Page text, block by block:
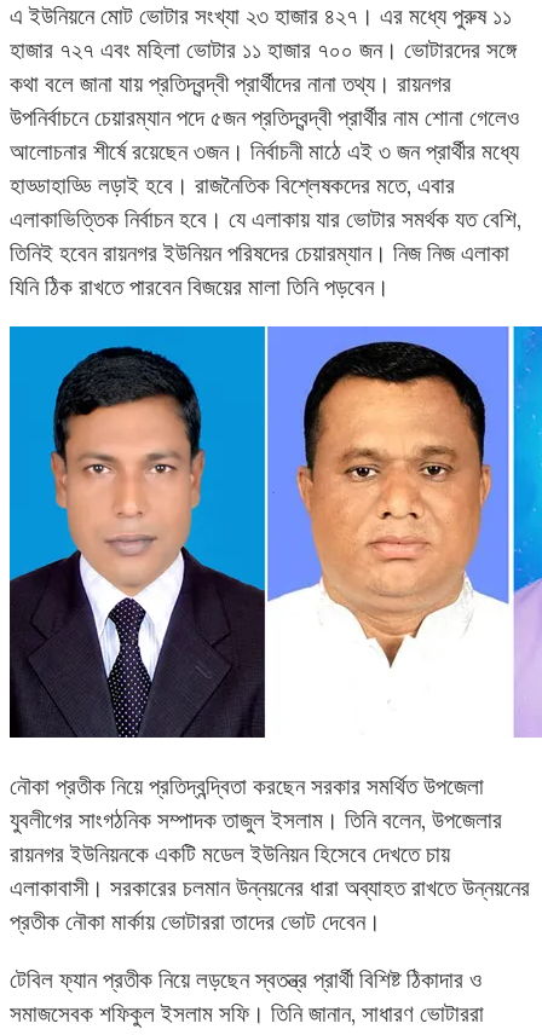
এ ইউনিয়নে মোট ভোটার সংখ্যা ২৩ হাজার ৪২৭। এর মধ্যে পুরুষ ১১
হাজার ৭২৭ এবং মহিলা ভোটার ১১ হাজার ৭০০ জন। ভোটারদের সঙ্গে
কথা বলে জানা যায় প্রতিদ্বন্দ্বী প্রার্থীদের নানা তথ্য। রায়নগর
উপনির্বাচনে চেয়ারম্যান পদে ৫জন প্রতিদ্বন্দ্বী প্রার্থীর নাম শোনা গেলেও
আলোচনার শীর্ষে রয়েছেন ৩জন। নির্বাচনী মাঠে এই ৩ জন প্রার্থীর মধ্যে
হাড্ডাহাড্ডি লড়াই হবে। রাজনৈতিক বিশ্লেষকদের মতে, এবার
এলাকাভিত্তিক নির্বাচন হবে। যে এলাকায় যার ভোটার সমর্থক যত বেশি,
তিনিই হবেন রায়নগর ইউনিয়ন পরিষদের চেয়ারম্যান। নিজ নিজ এলাকা
যিনি ঠিক রাখতে পারবেন বিজয়ের মালা তিনি পড়বেন।
নৌকা প্রতীক নিয়ে প্রতিদ্বন্দ্বিতা করছেন সরকার সমর্থিত উপজেলা
যুবলীগের সাংগঠনিক সম্পাদক তাজুল ইসলাম। তিনি বলেন, উপজেলার
রায়নগর ইউনিয়নকে একটি মডেল ইউনিয়ন হিসেবে দেখতে চায়
এলাকাবাসী। সরকারের চলমান উন্নয়নের ধারা অব্যাহত রাখতে উন্নয়নের
প্রতীক নৌকা মার্কায় ভোটাররা তাদের ভোট দেবেন।
টেবিল ফ্যান প্রতীক নিয়ে লড়ছেন স্বতন্ত্র প্রার্থী বিশিষ্ট ঠিকাদার ও
সমাজসেবক শফিকুল ইসলাম সফি। তিনি জানান, সাধারণ ভোটাররা